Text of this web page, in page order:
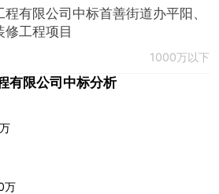
有限公司中标首善街道办平阳、
工程项目
1000万以下
有限公司中标分析
万